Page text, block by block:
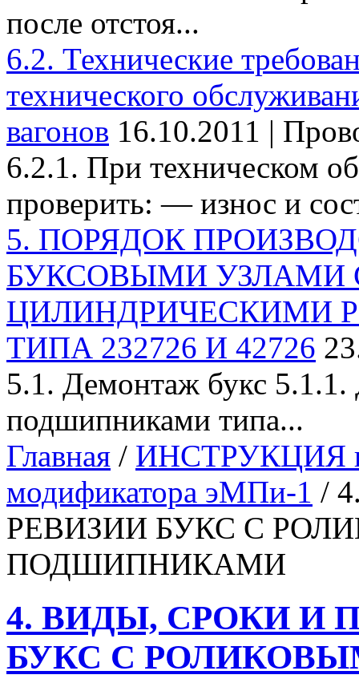
после отстоя...
6.2. Технические
технического
вагонов 16.10.2011 |
6.2.1. При техническом
проверить: — износ и
5. ПОРЯДОК
БУКСОВЫМИ УЗЛАМИ
ЦИЛИНДРИЧЕСКИМИ
ТИПА 232726 И 42726
5.1. Демонтаж букс
подшипниками типа...
Главная / ИНСТРУКЦИЯ
модификатора эМПи-1 /
РЕВИЗИИ БУКС С
ПОДШИПНИКАМИ
4. ВИДЫ, СРОКИ И
БУКС С